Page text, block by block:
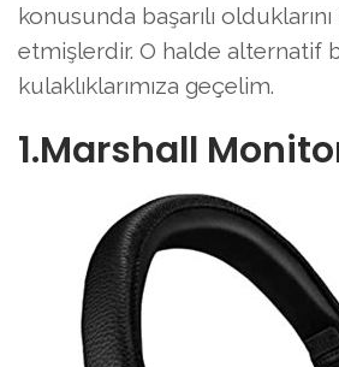
konusunda başarılı
etmişlerdir. O halde alternatif
kulaklıklarımıza geçelim.
1.Marshall